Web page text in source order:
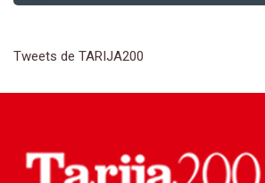
Tweets de TARIJA200